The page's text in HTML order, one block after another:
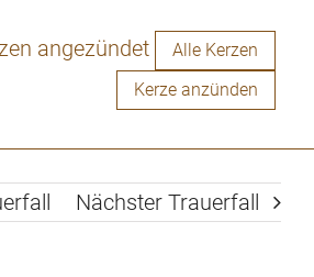
angezündet
Alle Kerzen
Kerze anzünden
Nächster Trauerfall